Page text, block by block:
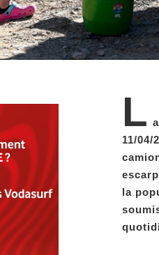
L
11/04/
la